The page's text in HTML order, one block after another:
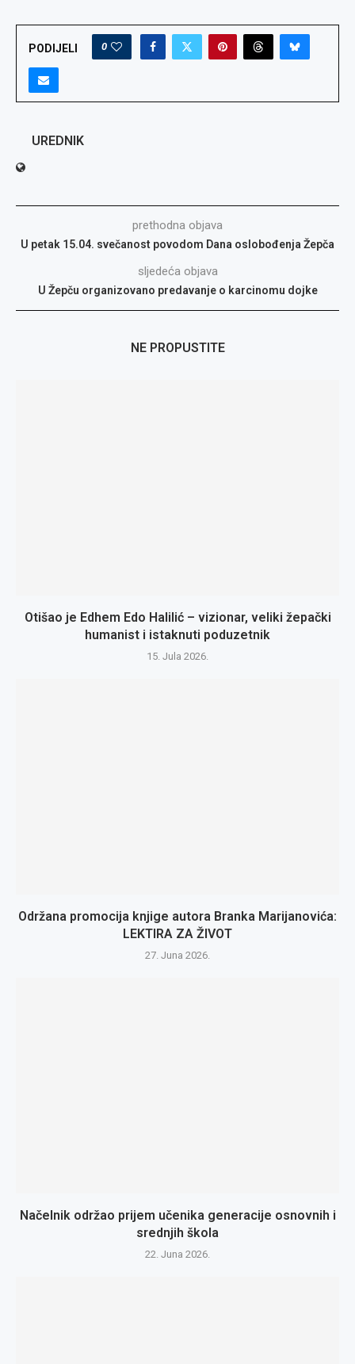
PODIJELI 0
UREDNIK
prethodna objava
U petak 15.04. svečanost povodom Dana oslobođenja Žepča
sljedeća objava
U Žepču organizovano predavanje o karcinomu dojke
NE PROPUSTITE
Otišao je Edhem Edo Halilić – vizionar, veliki žepački
humanist i istaknuti poduzetnik
15. Jula 2026.
Održana promocija knjige autora Branka Marijanovića:
LEKTIRA ZA ŽIVOT
27. Juna 2026.
Načelnik održao prijem učenika generacije osnovnih i
srednjih škola
22. Juna 2026.